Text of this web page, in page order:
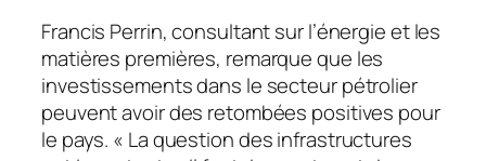
Francis Perrin, consultant sur l’énergie et les
matières premières, remarque que les
investissements dans le secteur pétrolier
peuvent avoir des retombées positives pour
le pays. « La question des infrastructures